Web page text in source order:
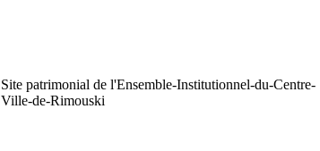
Site patrimonial de l'Ensemble-Institutionnel-du-Centre-
Ville-de-Rimouski